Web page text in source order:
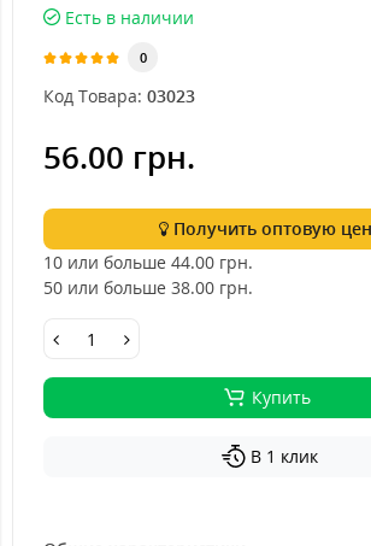
Есть в наличии
0
Код Товара: 03023
56.00 грн.
Получить оптовую
10 или больше 44.00 грн.
50 или больше 38.00 грн.
Купить
В 1 клик